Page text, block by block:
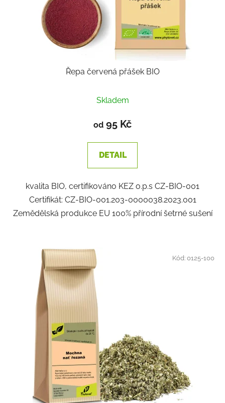
Řepa červená přášek BIO
Skladem
od 95 Kč
DETAIL
kvalita BIO, certifikováno KEZ o.p.s CZ-BIO-001
Certifikát: CZ-BIO-001.203-0000038.2023.001
Zemědělská produkce EU 100% přírodní šetrné sušení
Kód:0125-100